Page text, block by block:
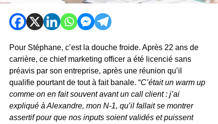
Pour Stéphane, c’est la douche froide. Après 22 ans de
carrière, ce chief marketing officer a été licencié sans
préavis par son entreprise, après une réunion qu’il
qualifie pourtant de tout à fait banale. “C’était un warm up
comme on en fait souvent avant un call client : j’ai
expliqué à Alexandre, mon N-1, qu’il fallait se montrer
assertif pour que nos inputs soient validés et puissent